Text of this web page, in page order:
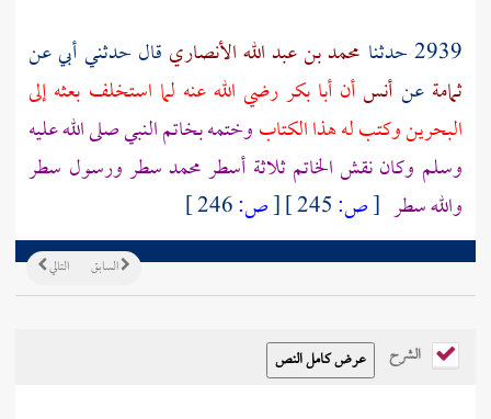
2939 حدثنا
محمد بن عبد الله الأنصاري قال حدثنيأبيعن
ثمامةعن أنسأن أبا بكر رضي الله عنه لما استخلف بعثه إلى
البحرينوكتب له هذا الكتابوختمه بخاتم النبي صلى الله عليه
وسلم وكان نقش الخاتم ثلاثة أسطر محمد سطر ورسول سطر
والله سطر [ص: [ص:
التالي السابق
الشرح